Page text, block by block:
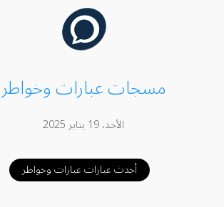
مسجات عبارات وخواطر
الأحد، 19 يناير 2025
أحدث عبارات عبارات وخواطر